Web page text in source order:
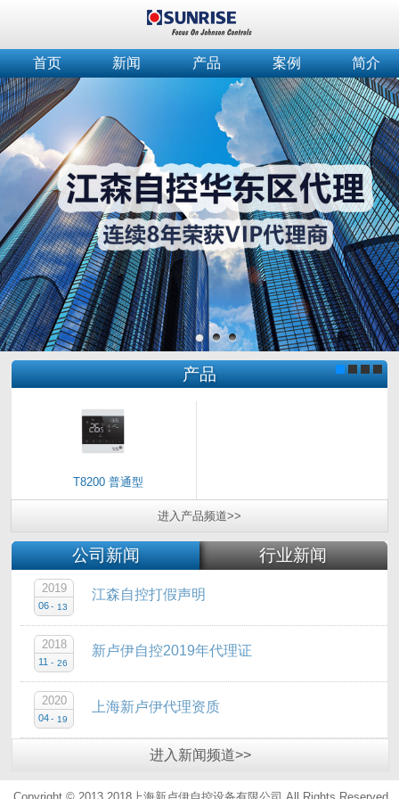
首页 新闻 产品 案例 简介
产品
T8200 普通型
进入 产品频道>>
公司新闻 行业新闻
江森自控打假声明
2019
06 - 13
新卢伊自控2019年代理证
2018
11 - 26
上海新卢伊代理资质
2020
04 - 19
进入 新闻频道>>